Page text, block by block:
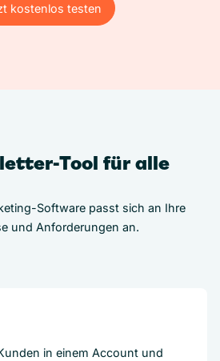
kostenlos testen
kostenlos testen
Tool für alle
Software passt sich an Ihre
und Anforderungen an.
in einem Account und